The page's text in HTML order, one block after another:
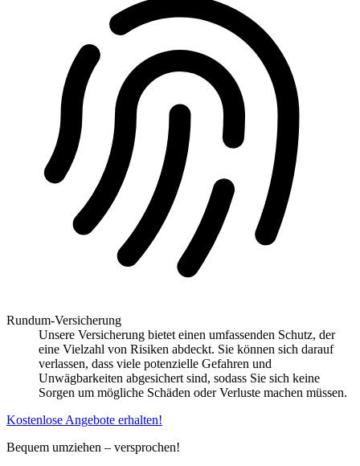
Rundum-Versicherung
Unsere Versicherung bietet einen umfassenden Schutz, der
eine Vielzahl von Risiken abdeckt. Sie können sich darauf
verlassen, dass viele potenzielle Gefahren und
Unwägbarkeiten abgesichert sind, sodass Sie sich keine
Sorgen um mögliche Schäden oder Verluste machen müssen.
Kostenlose Angebote erhalten!
Bequem umziehen – versprochen!